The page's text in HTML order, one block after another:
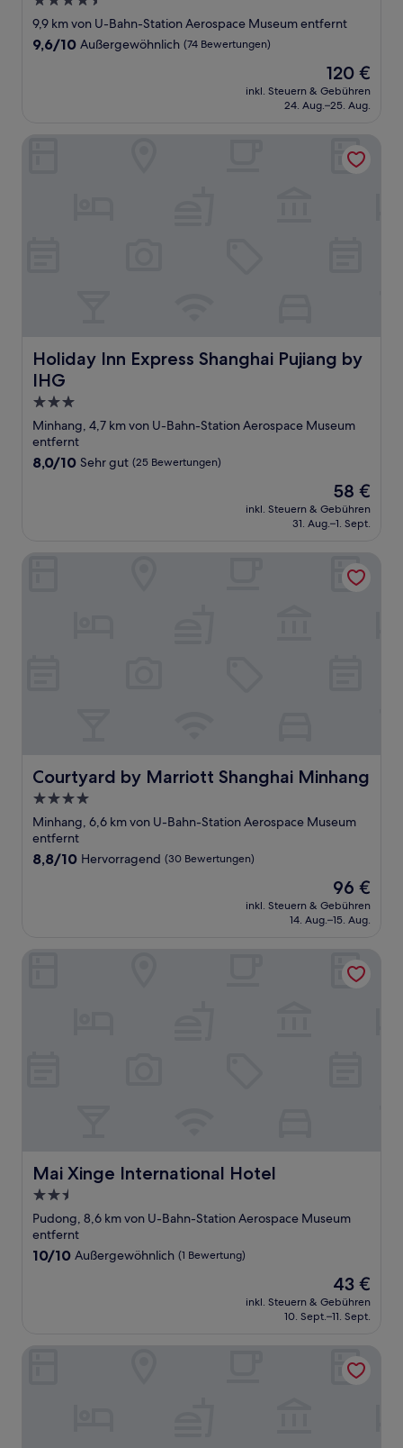
Sterne-
Unterkunft
9,9 km von U-Bahn-Station Aerospace Museum entfernt
9.6
9,6/10 Außergewöhnlich (74 Bewertungen)
Der
Preis
beträgt
120 €
inkl. Steuern & Gebühren
24. Aug.–25. Aug.
Holiday Inn Express Shanghai Pujiang by
IHG
Holiday Inn Express Shanghai Pujiang by IHG
3.0-
Sterne-
Unterkunft
Minhang, 4,7 km von U-Bahn-Station Aerospace Museum
entfernt
8.0
Bewertungen)
8,0/10 Sehr gut (25 Bewertungen)
Der
Preis
beträgt
58 €
inkl. Steuern & Gebühren
31. Aug.–1. Sept.
Courtyard by Marriott Shanghai Minhang
Courtyard by Marriott Shanghai Minhang
4.0-
Sterne-
Unterkunft
Minhang, 6,6 km von U-Bahn-Station Aerospace Museum
entfernt
8.8
8,8/10 Hervorragend (30 Bewertungen)
Der
Preis
beträgt
96 €
inkl. Steuern & Gebühren
14. Aug.–15. Aug.
Mai Xinge International Hotel
Mai Xinge International Hotel
2.5-
Sterne-
Unterkunft
Pudong, 8,6 km von U-Bahn-Station Aerospace Museum
entfernt
10.0
10/10 Außergewöhnlich (1 Bewertung)
Der
Preis
beträgt
43 €
inkl. Steuern & Gebühren
10. Sept.–11. Sept.